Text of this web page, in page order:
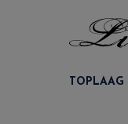
TOPLAAG